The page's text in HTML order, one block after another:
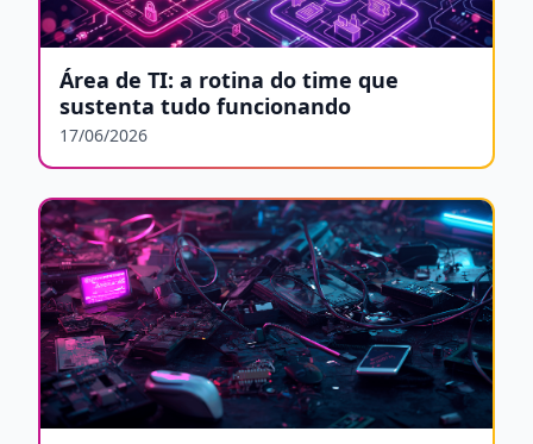
Área de TI: a rotina do time que
sustenta tudo funcionando
17/06/2026